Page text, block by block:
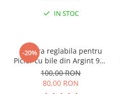
IN STOC
-20%
Bratara reglabila pentru
Picior cu bile din Argint 925
si margele Miyuki rosii
100,00 RON
80,00 RON